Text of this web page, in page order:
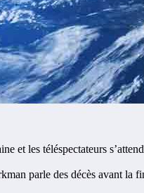
et les téléspectateurs